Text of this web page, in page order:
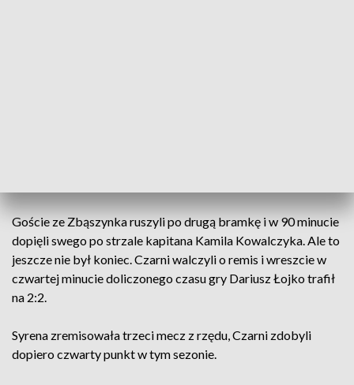
Goście ze Zbąszynka ruszyli po drugą bramkę i w 90 minucie
dopięli swego po strzale kapitana Kamila Kowalczyka. Ale to
jeszcze nie był koniec. Czarni walczyli o remis i wreszcie w
czwartej minucie doliczonego czasu gry Dariusz Łojko trafił
na 2:2.
Syrena zremisowała trzeci mecz z rzędu, Czarni zdobyli
dopiero czwarty punkt w tym sezonie.